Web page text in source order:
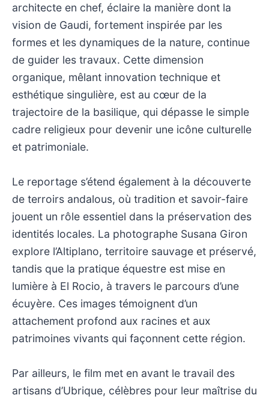
architecte en chef, éclaire la manière dont la
vision de Gaudi, fortement inspirée par les
formes et les dynamiques de la nature, continue
de guider les travaux. Cette dimension
organique, mêlant innovation technique et
esthétique singulière, est au cœur de la
trajectoire de la basilique, qui dépasse le simple
cadre religieux pour devenir une icône culturelle
et patrimoniale.
Le reportage s’étend également à la découverte
de terroirs andalous, où tradition et savoir-faire
jouent un rôle essentiel dans la préservation des
identités locales. La photographe Susana Giron
explore l’Altiplano, territoire sauvage et préservé,
tandis que la pratique équestre est mise en
lumière à El Rocio, à travers le parcours d’une
écuyère. Ces images témoignent d’un
attachement profond aux racines et aux
patrimoines vivants qui façonnent cette région.
Par ailleurs, le film met en avant le travail des
artisans d’Ubrique, célèbres pour leur maîtrise du